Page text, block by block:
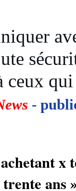
ceux
-
x
ans